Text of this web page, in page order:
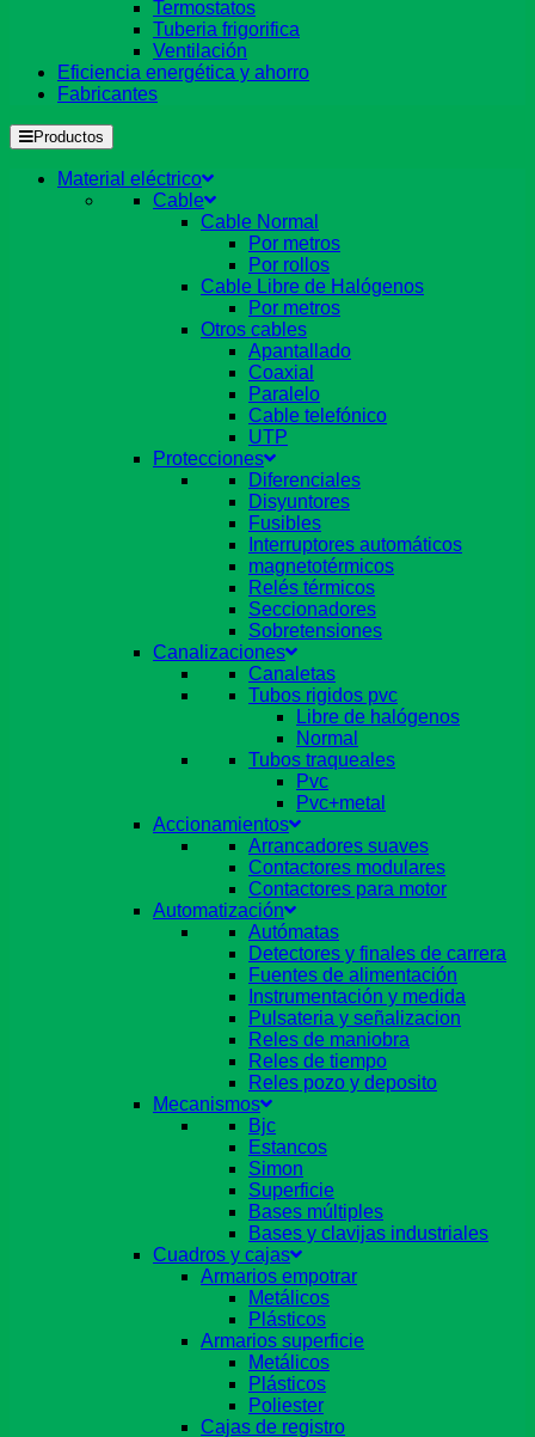
Termostatos
Tuberia frigorifica
Ventilación
Eficiencia energética y ahorro
Fabricantes
Productos
Material eléctrico
Cable
Cable Normal
Por metros
Por rollos
Cable Libre de Halógenos
Por metros
Otros cables
Apantallado
Coaxial
Paralelo
Cable telefónico
UTP
Protecciones
Diferenciales
Disyuntores
Fusibles
Interruptores automáticos
magnetotérmicos
Relés térmicos
Seccionadores
Sobretensiones
Canalizaciones
Canaletas
Tubos rigidos pvc
Libre de halógenos
Normal
Tubos traqueales
Pvc
Pvc+metal
Accionamientos
Arrancadores suaves
Contactores modulares
Contactores para motor
Automatización
Autómatas
Detectores y finales de carrera
Fuentes de alimentación
Instrumentación y medida
Pulsateria y señalizacion
Reles de maniobra
Reles de tiempo
Reles pozo y deposito
Mecanismos
Bjc
Estancos
Simon
Superficie
Bases múltiples
Bases y clavijas industriales
Cuadros y cajas
Armarios empotrar
Metálicos
Plásticos
Armarios superficie
Metálicos
Plásticos
Poliester
Cajas de registro